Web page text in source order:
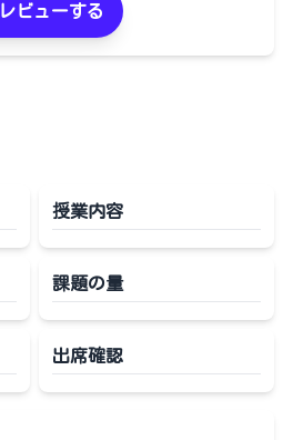
レビューする
授業内容
課題の量
出席確認